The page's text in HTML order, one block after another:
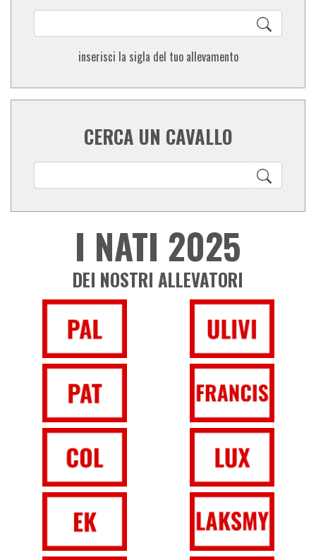
inserisci la sigla del tuo allevamento
CERCA UN CAVALLO
I NATI 2025
DEI NOSTRI ALLEVATORI